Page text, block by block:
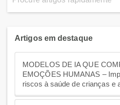
Artigos em destaque
MODELOS DE IA QUE
EMOÇÕES HUMANAS –
riscos à saúde de crianças e